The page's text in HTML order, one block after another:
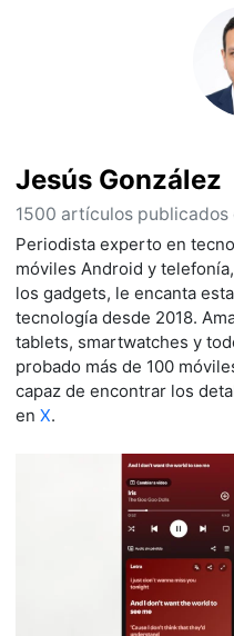
Jesús González
1500 artículos
Periodista experto en
móviles Android y
los gadgets, le encanta
tecnología desde 2018.
tablets, smartwatches y
probado más de 100
capaz de encontrar los
en X.